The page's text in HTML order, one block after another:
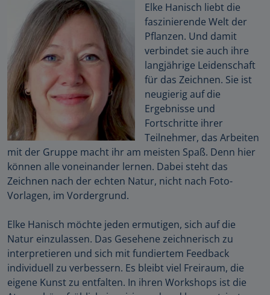
Elke Hanisch liebt die
faszinierende Welt der
Pflanzen. Und damit
verbindet sie auch ihre
langjährige Leidenschaft
für das Zeichnen. Sie ist
neugierig auf die
Ergebnisse und
Fortschritte ihrer
Teilnehmer, das Arbeiten
mit der Gruppe macht ihr am meisten Spaß. Denn hier
können alle voneinander lernen. Dabei steht das
Zeichnen nach der echten Natur, nicht nach Foto-
Vorlagen, im Vordergrund.
Elke Hanisch möchte jeden ermutigen, sich auf die
Natur einzulassen. Das Gesehene zeichnerisch zu
interpretieren und sich mit fundiertem Feedback
individuell zu verbessern. Es bleibt viel Freiraum, die
eigene Kunst zu entfalten. In ihren Workshops ist die